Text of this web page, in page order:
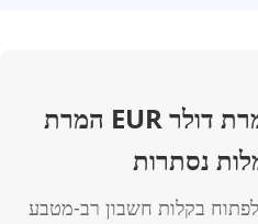
המרת EUR הזולה ביותר להמרת דולר
נסתרות
בקלות חשבון רב-מטבע